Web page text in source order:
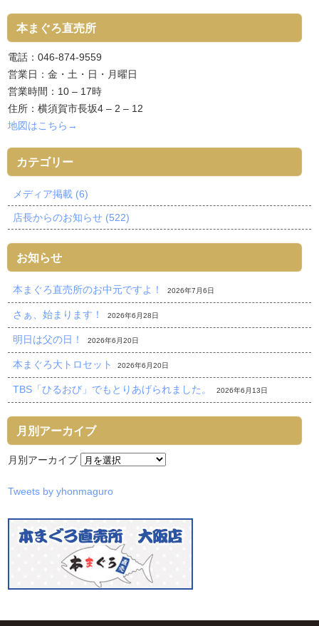
本まぐろ直売所
電話：046-874-9559
営業日：金・土・日・月曜日
営業時間：10 – 17時
住所：横須賀市長坂4 – 2 – 12
地図はこちら→
カテゴリー
メディア掲載 (6)
店長からのお知らせ (522)
お知らせ
本まぐろ直売所のお中元ですよ！ 2026年7月6日
さぁ、始まります！ 2026年6月28日
明日は父の日！ 2026年6月20日
本まぐろ大トロセット 2026年6月20日
TBS「ひるおび」でもとりあげられました。 2026年6月13日
月別アーカイブ
月別アーカイブ
Tweets by yhonmaguro